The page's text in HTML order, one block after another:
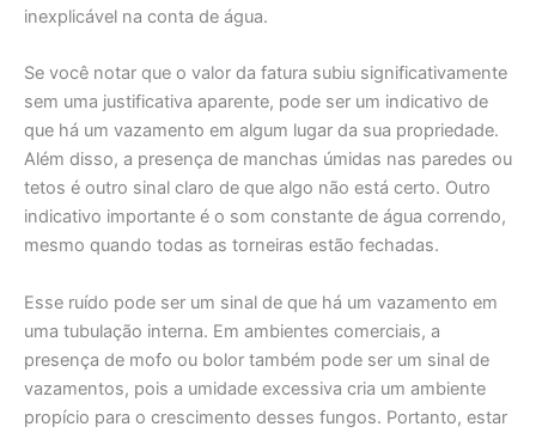
inexplicável na conta de água.
Se você notar que o valor da fatura subiu significativamente
sem uma justificativa aparente, pode ser um indicativo de
que há um vazamento em algum lugar da sua propriedade.
Além disso, a presença de manchas úmidas nas paredes ou
tetos é outro sinal claro de que algo não está certo. Outro
indicativo importante é o som constante de água correndo,
mesmo quando todas as torneiras estão fechadas.
Esse ruído pode ser um sinal de que há um vazamento em
uma tubulação interna. Em ambientes comerciais, a
presença de mofo ou bolor também pode ser um sinal de
vazamentos, pois a umidade excessiva cria um ambiente
propício para o crescimento desses fungos. Portanto, estar